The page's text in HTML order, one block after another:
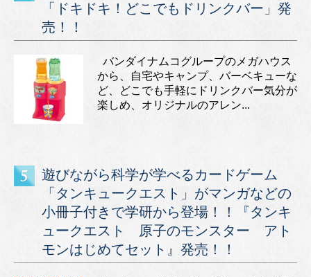
「ドキドキ！どこでもドリンクバー」発
売！！
バンダイナムコグループのメガハウス
から、自宅やキャンプ、バーベキューな
ど、どこでも手軽にドリンクバー気分が
楽しめ、オリジナルのアレン...
遊びながら科学が学べるカードゲーム
「タンキュークエスト」がマンガなどの
小冊子付きで学研から登場！！『タンキ
ュークエスト 原子のモンスター アト
モンはじめてセット』発売！！